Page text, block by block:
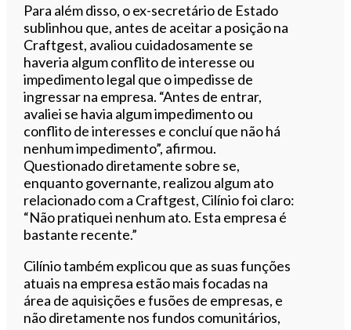
Para além disso, o ex-secretário de Estado
sublinhou que, antes de aceitar a posição na
Craftgest, avaliou cuidadosamente se
haveria algum conflito de interesse ou
impedimento legal que o impedisse de
ingressar na empresa. “Antes de entrar,
avaliei se havia algum impedimento ou
conflito de interesses e concluí que não há
nenhum impedimento”, afirmou.
Questionado diretamente sobre se,
enquanto governante, realizou algum ato
relacionado com a Craftgest, Cilínio foi claro:
“Não pratiquei nenhum ato. Esta empresa é
bastante recente.”
Cilínio também explicou que as suas funções
atuais na empresa estão mais focadas na
área de aquisições e fusões de empresas, e
não diretamente nos fundos comunitários,